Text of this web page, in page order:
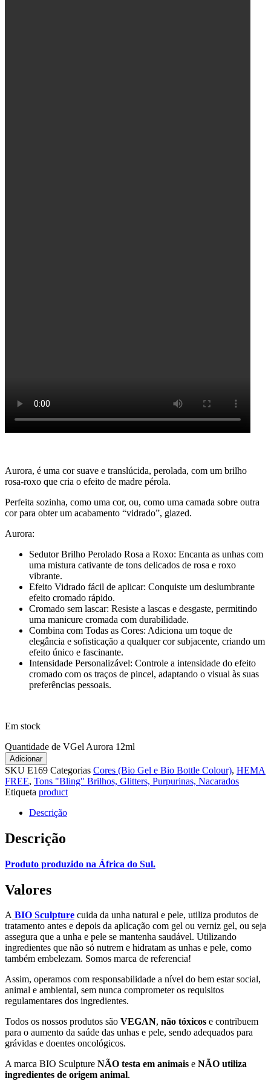
Aurora, é uma cor suave e translúcida, perolada, com um brilho
rosa-roxo que cria o efeito de madre pérola.
Perfeita sozinha, como uma cor, ou, como uma camada sobre outra
cor para obter um acabamento “vidrado”, glazed.
Aurora:
Sedutor Brilho Perolado Rosa a Roxo: Encanta as unhas com
uma mistura cativante de tons delicados de rosa e roxo
vibrante.
Efeito Vidrado fácil de aplicar: Conquiste um deslumbrante
efeito cromado rápido.
Cromado sem lascar: Resiste a lascas e desgaste, permitindo
uma manicure cromada com durabilidade.
Combina com Todas as Cores: Adiciona um toque de
elegância e sofisticação a qualquer cor subjacente, criando um
efeito único e fascinante.
Intensidade Personalizável: Controle a intensidade do efeito
cromado com os traços de pincel, adaptando o visual às suas
preferências pessoais.
Em stock
Quantidade de VGel Aurora 12ml
Adicionar
SKU E169 Categorias Cores (Bio Gel e Bio Bottle Colour), HEMA
FREE, Tons "Bling" Brilhos, Glitters, Purpurinas, Nacarados
Etiqueta product
Descrição
Descrição
Produto produzido na África do Sul.
Valores
A BIO Sculpture cuida da unha natural e pele, utiliza produtos de
tratamento antes e depois da aplicação com gel ou verniz gel, ou seja
assegura que a unha e pele se mantenha saudável. Utilizando
ingredientes que não só nutrem e hidratam as unhas e pele, como
também embelezam. Somos marca de referencia!
Assim, operamos com responsabilidade a nível do bem estar social,
animal e ambiental, sem nunca comprometer os requisitos
regulamentares dos ingredientes.
Todos os nossos produtos são VEGAN, não tóxicos e contribuem
para o aumento da saúde das unhas e pele, sendo adequados para
grávidas e doentes oncológicos.
A marca BIO Sculpture NÃO testa em animais e NÃO utiliza
ingredientes de origem animal.